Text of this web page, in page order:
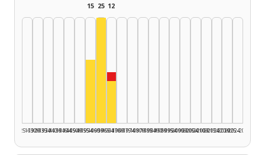
1925–1929
1930–1934
1935–1939
1940–1944
1945–1949
1950–1954
15
1955–1959
25
1960–1964
12
Zenei közreműködő, 1965–1969: 2
1965–1969
1970–1974
1975–1979
1980–1984
1985–1989
1990–1994
1995–1999
2000–2004
2005–2009
2010–2014
2015–2019
2020–2024
2025–2026